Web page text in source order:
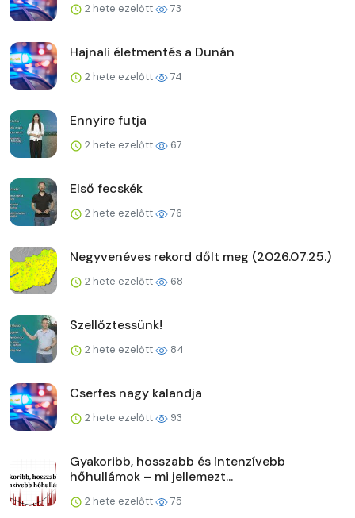
2 hete ezelőtt 73
Hajnali életmentés a Dunán
2 hete ezelőtt 74
Ennyire futja
2 hete ezelőtt 67
Első fecskék
2 hete ezelőtt 76
Negyvenéves rekord dőlt meg (2026.07.25.)
2 hete ezelőtt 68
Szellőztessünk!
2 hete ezelőtt 84
Cserfes nagy kalandja
2 hete ezelőtt 93
Gyakoribb, hosszabb és intenzívebb
hőhullámok – mi jellemezt...
2 hete ezelőtt 75